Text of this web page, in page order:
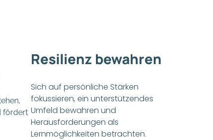
fördert
Resilienz bewahren
Sich auf persönliche Stärken
fokussieren, ein unterstützendes
Umfeld bewahren und
Herausforderungen als
Lernmöglichkeiten betrachten.